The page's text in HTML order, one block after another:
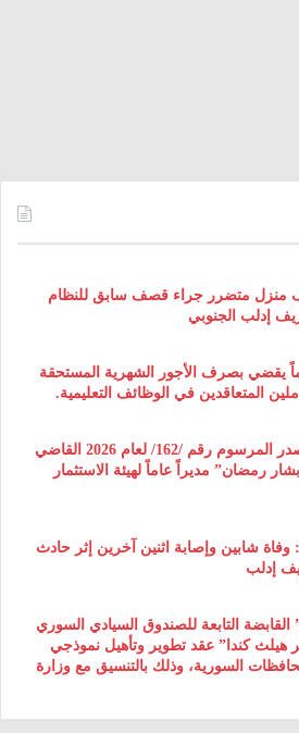
منزل متضرر جراء قصف سابق للنظام
إدلب الجنوبي
يقضي بصرف الأجور الشهرية المستحقة
المتعاقدين في الوظائف التعليمية.
الرئيس “أحمد الشرع” يصدر المرسوم رقم /162/ لعام 2026 ‌القاضي
رمضان” مديراً عاماً لهيئة ‌الاستثمار
وفاة شابين وإصابة اثنين آخرين إثر حادث
إدلب
التابعة للصندوق السيادي السوري
هيلث كندا” عقد تطوير وتأهيل نموذجي
السورية، وذلك بالتنسيق مع وزارة